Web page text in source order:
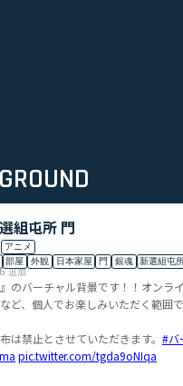
組屯所 門
アニメ
部屋 外観 日本家屋 門 銀魂 新選組屯
追加
』のバーチャル背景です！！オンラ
ど、個人でお楽しみいただく範囲
は禁止とさせていただきます。 #バ
pic.twitter.com/tgda9oNIqa